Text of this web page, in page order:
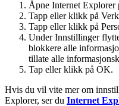
Åpne Internet Explorer
Tapp eller klikk på
Tapp eller klikk på
Under Innstillinger
blokkere alle
tillate alle
Tap eller klikk på OK.
Hvis du vil vite mer om
Explorer, ser du Internet